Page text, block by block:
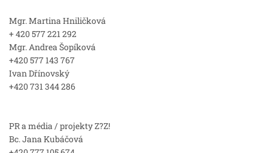
Mgr. Martina Hniličková
+ 420 577 221 292
Mgr. Andrea Šopíková
+420 577 143 767
Ivan Dřínovský
+420 731 344 286
PR a média / projekty Z?Z!
Bc. Jana Kubáčová